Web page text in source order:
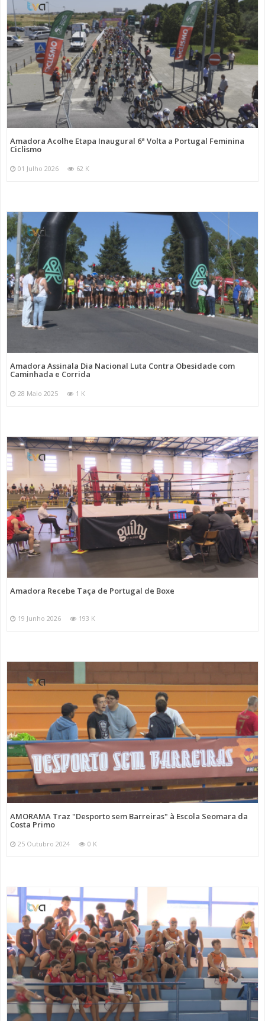
Amadora Acolhe Etapa Inaugural 6ª Volta a Portugal Feminina
Ciclismo
01 Julho 2026 62 K
Amadora Assinala Dia Nacional Luta Contra Obesidade com
Caminhada e Corrida
28 Maio 2025 1 K
Amadora Recebe Taça de Portugal de Boxe
19 Junho 2026 193 K
AMORAMA Traz "Desporto sem Barreiras" à Escola Seomara da
Costa Primo
25 Outubro 2024 0 K